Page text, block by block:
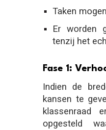
Taken
Er worden
tenzij het
Fase 1:
Indien de
kansen te
klassenraad
opgesteld